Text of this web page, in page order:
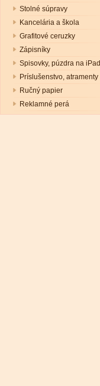
Stolné súpravy
Kancelária a škola
Grafitové ceruzky
Zápisníky
Spisovky, púzdra na iPad
Príslušenstvo, atramenty
Ručný papier
Reklamné perá